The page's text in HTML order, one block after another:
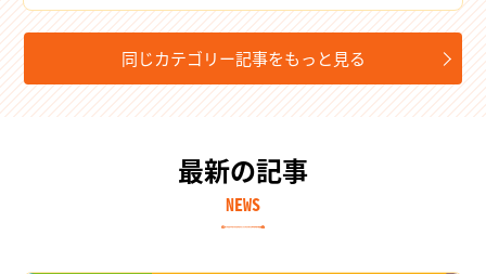
同じカテゴリー記事をもっと見る
最新の記事
NEWS